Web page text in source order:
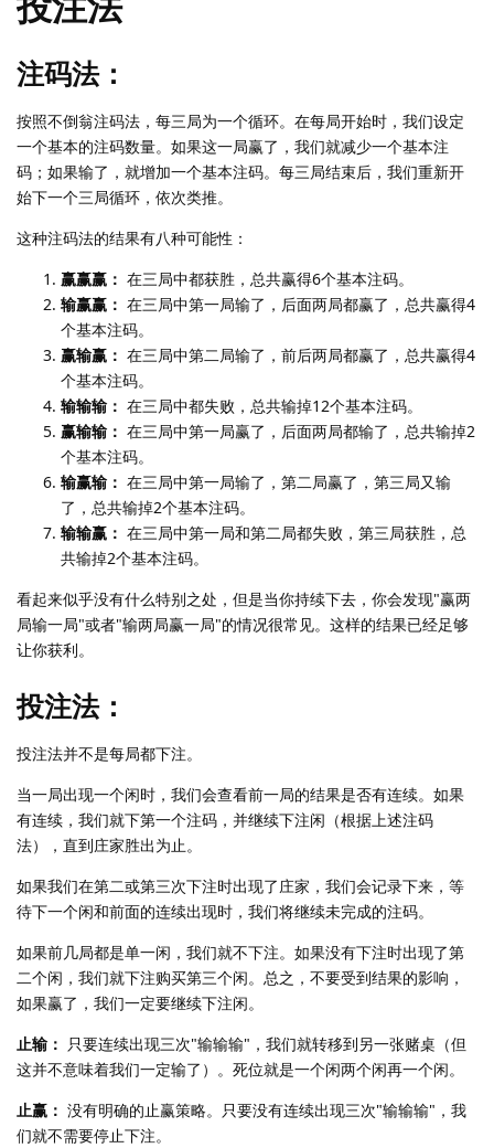
注码法：
按照不倒翁注码法，每三局为一个循环。在每局开始时，我们设定
一个基本的注码数量。如果这一局赢了，我们就减少一个基本注
码；如果输了，就增加一个基本注码。每三局结束后，我们重新开
始下一个三局循环，依次类推。
这种注码法的结果有八种可能性：
赢赢赢： 在三局中都获胜，总共赢得6个基本注码。
输赢赢： 在三局中第一局输了，后面两局都赢了，总共赢得4
个基本注码。
赢输赢： 在三局中第二局输了，前后两局都赢了，总共赢得4
个基本注码。
输输输： 在三局中都失败，总共输掉12个基本注码。
赢输输： 在三局中第一局赢了，后面两局都输了，总共输掉2
个基本注码。
输赢输： 在三局中第一局输了，第二局赢了，第三局又输
了，总共输掉2个基本注码。
输输赢： 在三局中第一局和第二局都失败，第三局获胜，总
共输掉2个基本注码。
看起来似乎没有什么特别之处，但是当你持续下去，你会发现"赢两
局输一局"或者"输两局赢一局"的情况很常见。这样的结果已经足够
让你获利。
投注法：
投注法并不是每局都下注。
当一局出现一个闲时，我们会查看前一局的结果是否有连续。如果
有连续，我们就下第一个注码，并继续下注闲（根据上述注码
法），直到庄家胜出为止。
如果我们在第二或第三次下注时出现了庄家，我们会记录下来，等
待下一个闲和前面的连续出现时，我们将继续未完成的注码。
如果前几局都是单一闲，我们就不下注。如果没有下注时出现了第
二个闲，我们就下注购买第三个闲。总之，不要受到结果的影响，
如果赢了，我们一定要继续下注闲。
止输： 只要连续出现三次"输输输"，我们就转移到另一张赌桌（但
这并不意味着我们一定输了）。死位就是一个闲两个闲再一个闲。
止赢： 没有明确的止赢策略。只要没有连续出现三次"输输输"，我
们就不需要停止下注。